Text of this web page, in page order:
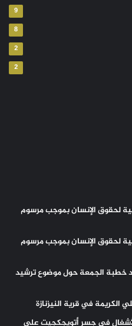
9
8
2
2
لحقوق الإنسان بموجب مرسوم
لحقوق الإنسان بموجب مرسوم
خطبة الجمعة حول موضوع ترشيد
الكريمة في قرية النيزنازة
الأشغال في جسر أتويجكجيت على